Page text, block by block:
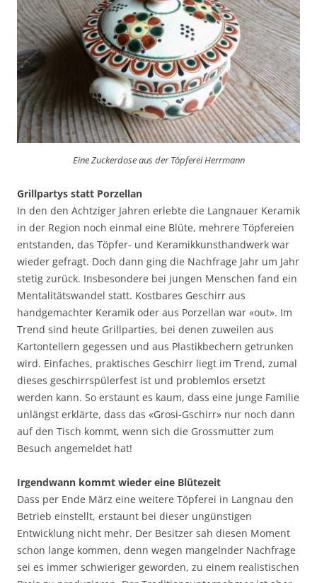
Eine Zuckerdose aus der Töpferei Herrmann
Grillpartys statt Porzellan
In den den Achtziger Jahren erlebte die Langnauer Keramik
in der Region noch einmal eine Blüte, mehrere Töpfereien
entstanden, das Töpfer- und Keramikkunsthandwerk war
wieder gefragt. Doch dann ging die Nachfrage Jahr um Jahr
stetig zurück. Insbesondere bei jungen Menschen fand ein
Mentalitätswandel statt. Kostbares Geschirr aus
handgemachter Keramik oder aus Porzellan war «out». Im
Trend sind heute Grillparties, bei denen zuweilen aus
Kartontellern gegessen und aus Plastikbechern getrunken
wird. Einfaches, praktisches Geschirr liegt im Trend, zumal
dieses geschirrspülerfest ist und problemlos ersetzt
werden kann. So erstaunt es kaum, dass eine junge Familie
unlängst erklärte, dass das «Grosi-Gschirr» nur noch dann
auf den Tisch kommt, wenn sich die Grossmutter zum
Besuch angemeldet hat!
Irgendwann kommt wieder eine Blütezeit
Dass per Ende März eine weitere Töpferei in Langnau den
Betrieb einstellt, erstaunt bei dieser ungünstigen
Entwicklung nicht mehr. Der Besitzer sah diesen Moment
schon lange kommen, denn wegen mangelnder Nachfrage
sei es immer schwieriger geworden, zu einem realistischen